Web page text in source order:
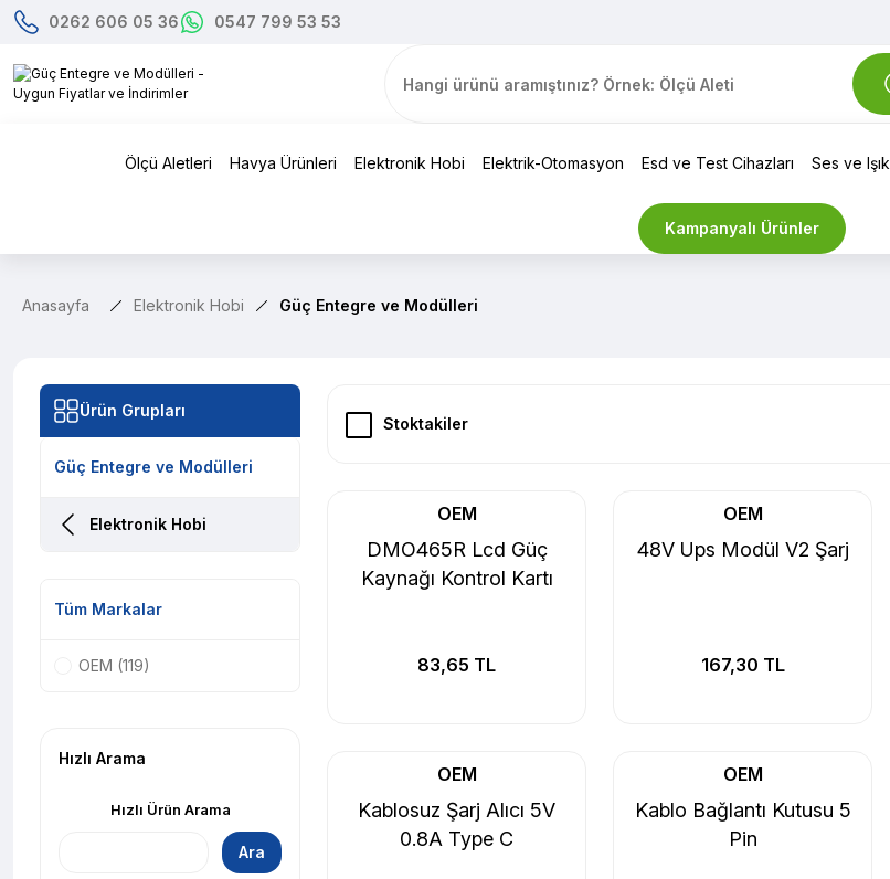
0262 606 05 36 0547 799 53 53
Ölçü Aletleri Havya Ürünleri Elektronik Hobi Elektrik-Otomasyon Esd ve Test Cihazları Ses ve Işık
Kampanyalı Ürünler
Anasayfa Elektronik Hobi Güç Entegre ve Modülleri
Ürün Grupları
Güç Entegre ve Modülleri
Elektronik Hobi
Tüm Markalar
OEM (119)
Hızlı Arama
Hızlı Ürün Arama
Ara
Stoktakiler
OEM
DMO465R Lcd Güç
Kaynağı Kontrol Kartı
83,65 TL
OEM
48V Ups Modül V2 Şarj
167,30 TL
OEM
Kablosuz Şarj Alıcı 5V
0.8A Type C
OEM
Kablo Bağlantı Kutusu 5
Pin